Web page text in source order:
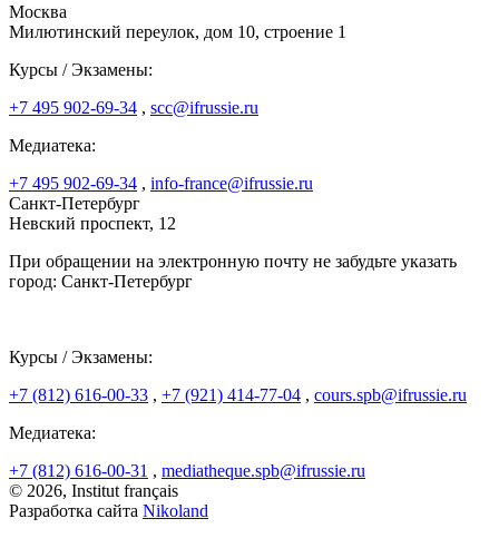
Москва
Милютинский переулок, дом 10, строение 1
Курсы / Экзамены:
+7 495 902-69-34 , scc@ifrussie.ru
Медиатека:
+7 495 902-69-34 , info-france@ifrussie.ru
Санкт-Петербург
Невский проспект, 12
При обращении на электронную почту не забудьте указать
город: Санкт-Петербург
Курсы / Экзамены:
+7 (812) 616-00-33 , +7 (921) 414-77-04 , cours.spb@ifrussie.ru
Медиатека:
+7 (812) 616-00-31 , mediatheque.spb@ifrussie.ru
© 2026, Institut français
Разработка сайта Nikoland